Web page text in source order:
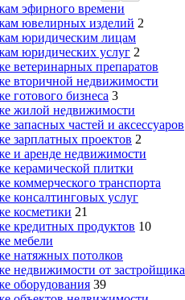
эфирного времени
ювелирных изделий 2
юридическим лицам
юридических услуг 2
ветеринарных препаратов
вторичной недвижимости
готового бизнеса 3
жилой недвижимости
запасных частей и аксессуаров
зарплатных проектов 2
и аренде недвижимости
керамической плитки
коммерческого транспорта
консалтинговых услуг
косметики 21
кредитных продуктов 10
мебели
натяжных потолков
недвижимости от застройщика
оборудования 39